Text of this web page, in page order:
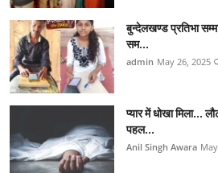
बुन्देलखण्ड प्रतिभा
सम...
admin May 26, 2025
प्यार में धोखा
पहल...
Anil Singh Awara